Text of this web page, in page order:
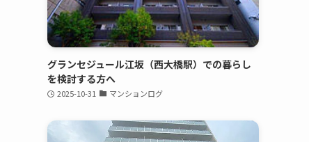
グランセジュール江坂（西大橋駅）での暮らし
を検討する方へ
2025-10-31 マンションログ